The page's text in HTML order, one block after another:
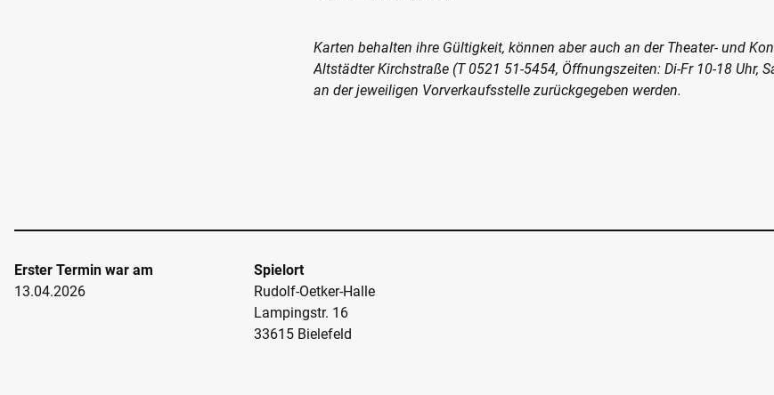
Karten behalten ihre Gültigkeit, können aber auch an der Theater- und
Altstädter Kirchstraße (T 0521 51-5454, Öffnungszeiten: Di-Fr 10-18 Uhr,
an der jeweiligen Vorverkaufsstelle zurückgegeben werden.
Erster Termin war am
13.04.2026
Spielort
Rudolf-Oetker-Halle
Lampingstr. 16
33615 Bielefeld